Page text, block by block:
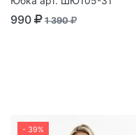
990 1 390
- 39%